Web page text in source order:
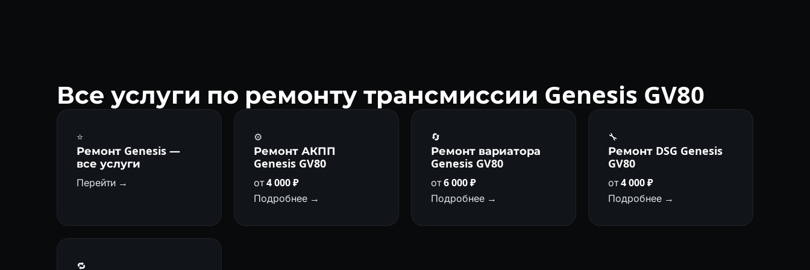
Все услуги по ремонту трансмиссии Genesis GV80
⭐
Ремонт Genesis —
все услуги
Перейти →
⚙️
Ремонт АКПП
Genesis GV80
от4 000 ₽
Подробнее →
🔄
Ремонт вариатора
Genesis GV80
от6 000 ₽
Подробнее →
🔧
Ремонт DSG Genesis
GV80
от4 000 ₽
Подробнее →
🔁